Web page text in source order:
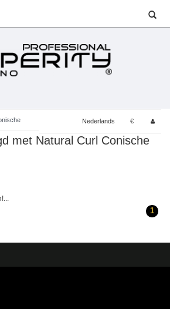
Nederlands €
met Natural Curl Conische
1